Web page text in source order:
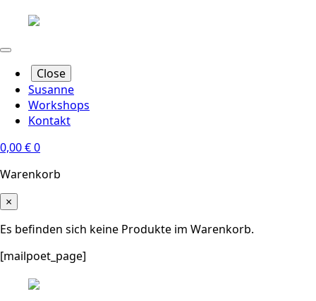
Close
Susanne
Workshops
Kontakt
0,00€0
Warenkorb
×
Es befinden sich keine Produkte im Warenkorb.
[mailpoet_page]